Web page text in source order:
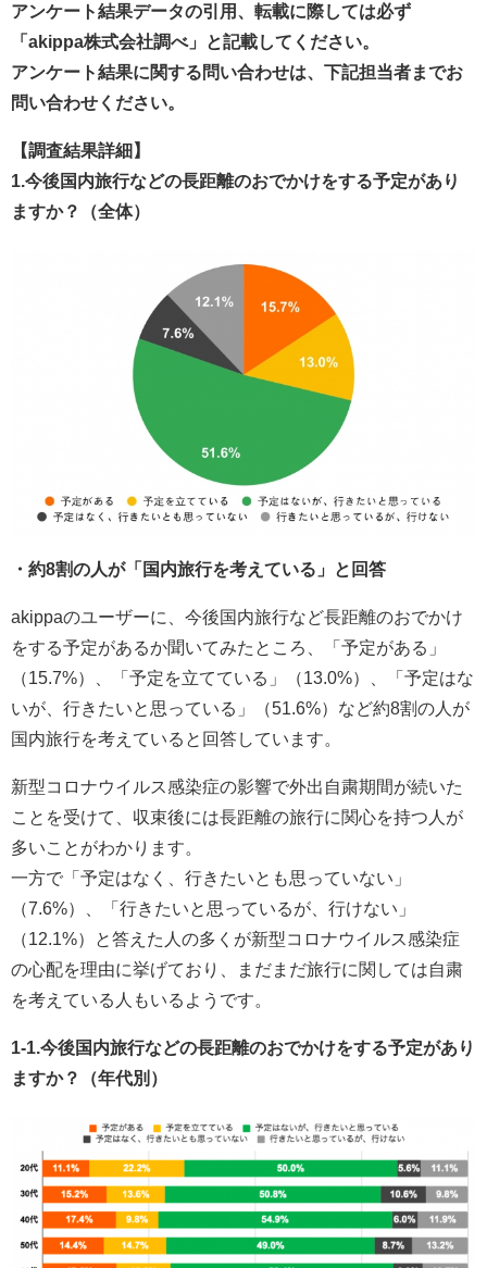
アンケート結果データの引用、転載に際しては必ず
「akippa株式会社調べ」と記載してください。
アンケート結果に関する問い合わせは、下記担当者までお
問い合わせください。
【調査結果詳細】
1.今後国内旅行などの長距離のおでかけをする予定があり
ますか？（全体）
・約8割の人が「国内旅行を考えている」と回答
akippaのユーザーに、今後国内旅行など長距離のおでかけ
をする予定があるか聞いてみたところ、「予定がある」
（15.7%）、「予定を立てている」（13.0%）、「予定はな
いが、行きたいと思っている」（51.6%）など約8割の人が
国内旅行を考えていると回答しています。
新型コロナウイルス感染症の影響で外出自粛期間が続いた
ことを受けて、収束後には長距離の旅行に関心を持つ人が
多いことがわかります。
一方で「予定はなく、行きたいとも思っていない」
（7.6%）、「行きたいと思っているが、行けない」
（12.1%）と答えた人の多くが新型コロナウイルス感染症
の心配を理由に挙げており、まだまだ旅行に関しては自粛
を考えている人もいるようです。
1-1.今後国内旅行などの長距離のおでかけをする予定があり
ますか？（年代別）